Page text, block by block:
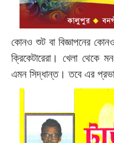
কোনও শুট বা বিজ্ঞাপনের
ক্রিকেটারেরা। খেলা থেকে
এমন সিদ্ধান্ত। তবে এর